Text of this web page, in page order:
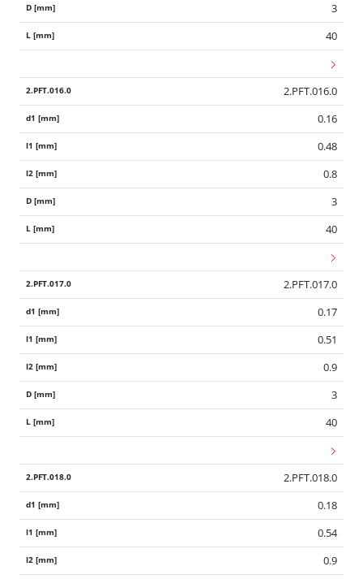
3
40
2.PFT.016.0
0.16
0.48
0.8
3
40
2.PFT.017.0
0.17
0.51
0.9
3
40
2.PFT.018.0
0.18
0.54
0.9